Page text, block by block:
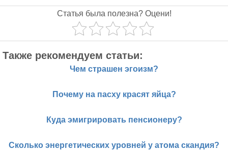
Статья была полезна? Оцени!
Также рекомендуем статьи:
Чем страшен эгоизм?
Почему на пасху красят яйца?
Куда эмигрировать пенсионеру?
Сколько энергетических уровней у атома скандия?